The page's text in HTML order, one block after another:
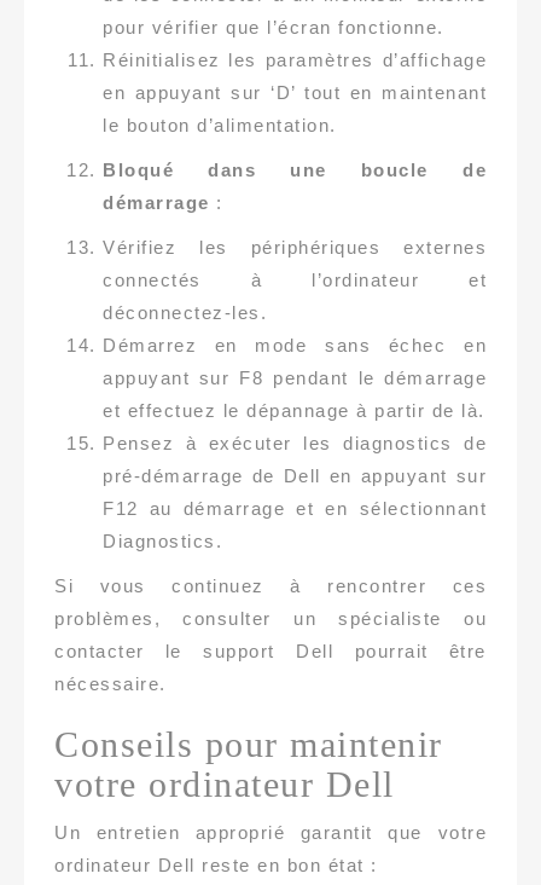
pour vérifier que l’écran fonctionne.
Réinitialisez les paramètres d’affichage
en appuyant sur ‘D’ tout en maintenant
le bouton d’alimentation.
Bloqué dans une boucle de
démarrage :
Vérifiez les périphériques externes
connectés à l’ordinateur et
déconnectez-les.
Démarrez en mode sans échec en
appuyant sur F8 pendant le démarrage
et effectuez le dépannage à partir de là.
Pensez à exécuter les diagnostics de
pré-démarrage de Dell en appuyant sur
F12 au démarrage et en sélectionnant
Diagnostics.
Si vous continuez à rencontrer ces
problèmes, consulter un spécialiste ou
contacter le support Dell pourrait être
nécessaire.
Conseils pour maintenir
votre ordinateur Dell
Un entretien approprié garantit que votre
ordinateur Dell reste en bon état :